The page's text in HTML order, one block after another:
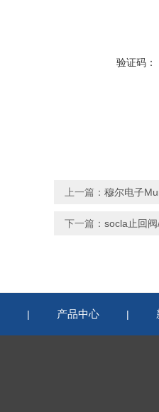
验证码：
上一篇： 穆尔电子
下一篇： socla止回
| 产品中心 |